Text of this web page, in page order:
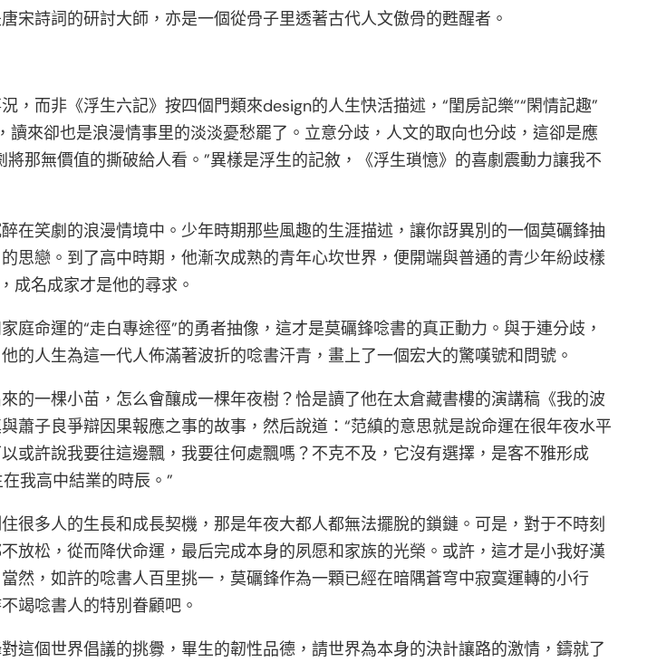
宋詩詞的研討大師，亦是一個從骨子里透著古代人文傲骨的甦醒者。
，而非《浮生六記》按四個門類來design的人生快活描述，“閨房記樂”“閑情記趣”
來卻也是浪漫情事里的淡淡憂愁罷了。立意分歧，人文的取向也分歧，這卻是應
那無價值的撕破給人看。”異樣是浮生的記敘，《浮生瑣憶》的喜劇震動力讓我不
在笑劇的浪漫情境中。少年時期那些風趣的生涯描述，讓你訝異別的一個莫礪鋒抽
思戀。到了高中時期，他漸次成熟的青年心坎世界，便開端與普通的青少年紛歧樣
成名成家才是他的尋求。
命運的“走白專途徑”的勇者抽像，這才是莫礪鋒唸書的真正動力。與于連分歧，
人生為這一代人佈滿著波折的唸書汗青，畫上了一個宏大的驚嘆號和問號。
的一棵小苗，怎么會釀成一棵年夜樹？恰是讀了他在太倉藏書樓的演講稿《我的波
子良爭辯因果報應之事的故事，然后說道：“范縝的意思就是說命運在很年夜水平
或許說我要往這邊飄，我要往何處飄嗎？不克不及，它沒有選擇，是客不雅形成
我高中結業的時辰。”
很多人的生長和成長契機，那是年夜大都人都無法擺脫的鎖鏈。可是，對于不時刻
放松，從而降伏命運，最后完成本身的夙愿和家族的光榮。或許，這才是小我好漢
然，如許的唸書人百里挑一，莫礪鋒作為一顆已經在暗隅蒼穹中寂寞運轉的小行
竭唸書人的特別眷顧吧。
這個世界倡議的挑釁，畢生的韌性品德，請世界為本身的決計讓路的激情，鑄就了